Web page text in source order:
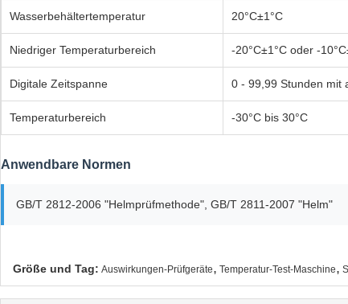
Wasserbehältertemperatur 20°C±1°C
Niedriger Temperaturbereich -20°C±1°C oder -
Digitale Zeitspanne 0 - 99,99 Stunden mit
Temperaturbereich -30°C bis 30°C
Anwendbare Normen
GB/T 2812-2006 "Helmprüfmethode", GB/T 2811-2007 "Helm"
Größe und Tag: Auswirkungen-Prüfgeräte, Temperatur-Test-Maschine,